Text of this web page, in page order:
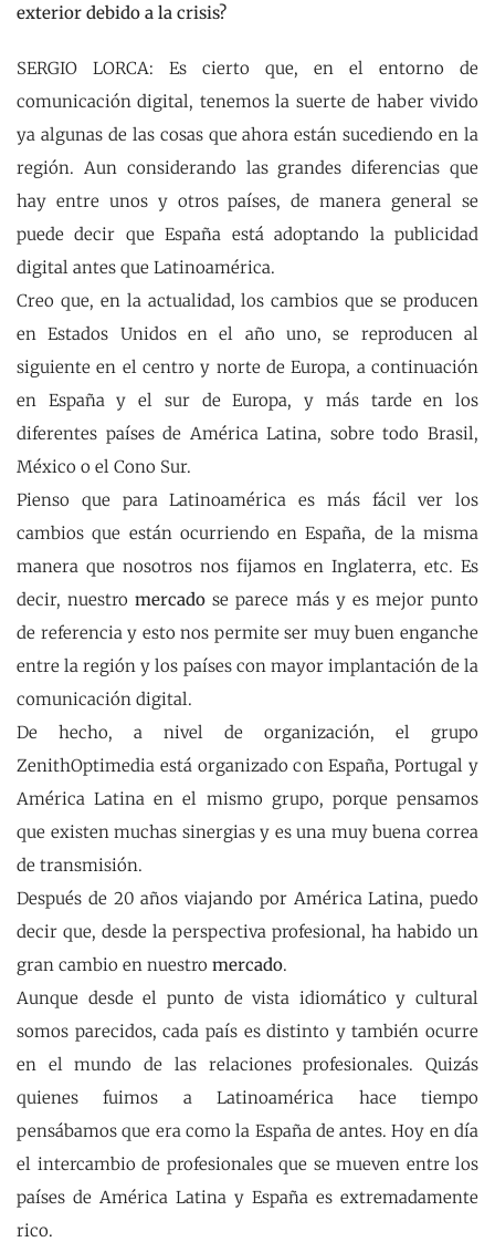
exterior debido a la crisis?
SERGIO LORCA: Es cierto que, en el entorno de
comunicación digital, tenemos la suerte de haber vivido
ya algunas de las cosas que ahora están sucediendo en la
región. Aun considerando las grandes diferencias que
hay entre unos y otros países, de manera general se
puede decir que España está adoptando la publicidad
digital antes que Latinoamérica.
Creo que, en la actualidad, los cambios que se producen
en Estados Unidos en el año uno, se reproducen al
siguiente en el centro y norte de Europa, a continuación
en España y el sur de Europa, y más tarde en los
diferentes países de América Latina, sobre todo Brasil,
México o el Cono Sur.
Pienso que para Latinoamérica es más fácil ver los
cambios que están ocurriendo en España, de la misma
manera que nosotros nos fijamos en Inglaterra, etc. Es
decir, nuestromercado se parece más y es mejor punto
de referencia y esto nos permite ser muy buen enganche
entre la región y los países con mayor implantación de la
comunicación digital.
De hecho, a nivel de organización, el grupo
ZenithOptimedia está organizado con España, Portugal y
América Latina en el mismo grupo, porque pensamos
que existen muchas sinergias y es una muy buena correa
de transmisión.
Después de 20 años viajando por América Latina, puedo
decir que, desde la perspectiva profesional, ha habido un
gran cambio en nuestro mercado.
Aunque desde el punto de vista idiomático y cultural
somos parecidos, cada país es distinto y también ocurre
en el mundo de las relaciones profesionales. Quizás
quienes fuimos a Latinoamérica hace tiempo
pensábamos que era como la España de antes. Hoy en día
el intercambio de profesionales que se mueven entre los
países de América Latina y España es extremadamente
rico.